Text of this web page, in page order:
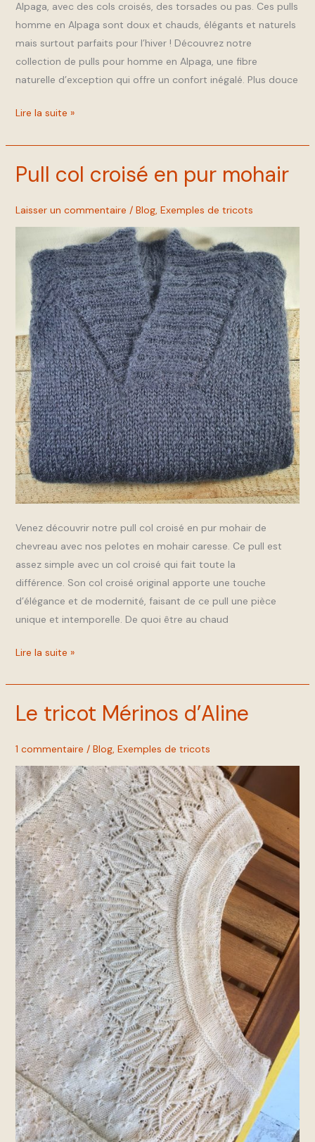
Alpaga, avec des cols croisés, des torsades ou pas. Ces pulls
homme en Alpaga sont doux et chauds, élégants et naturels
mais surtout parfaits pour l’hiver ! Découvrez notre
collection de pulls pour homme en Alpaga, une fibre
naturelle d’exception qui offre un confort inégalé. Plus douce
Lire la suite »
Pull col croisé en pur mohair
Laisser un commentaire / Blog, Exemples de tricots
Venez découvrir notre pull col croisé en pur mohair de
chevreau avec nos pelotes en mohair caresse. Ce pull est
assez simple avec un col croisé qui fait toute la
différence. Son col croisé original apporte une touche
d’élégance et de modernité, faisant de ce pull une pièce
unique et intemporelle. De quoi être au chaud
Pull
croisé
en
mohair
Lire la suite »
Le tricot Mérinos d’Aline
1 commentaire / Blog, Exemples de tricots
Le
Mérinos
d’Aline